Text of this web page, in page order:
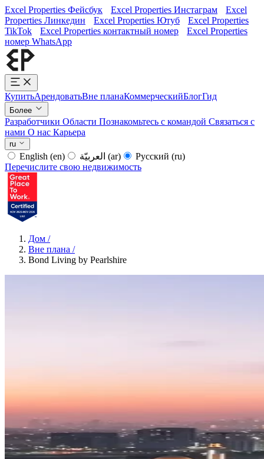
Excel Properties Фейсбук Excel Properties Инстаграм
Excel
Properties Линкедин
Excel Properties Ютуб
Excel Properties
TikTok
Excel Properties контактный номер
Excel Properties
номер WhatsApp
КупитьАрендоватьВне планаКоммерческийБлогГид
Более
Разработчики Области Познакомьтесь с командой Связаться с
нами О нас Карьера
ru
English (en) (ar) Русский (ru)
Перечислите свою недвижимость
Дом /
Вне плана /
Bond Living by Pearlshire